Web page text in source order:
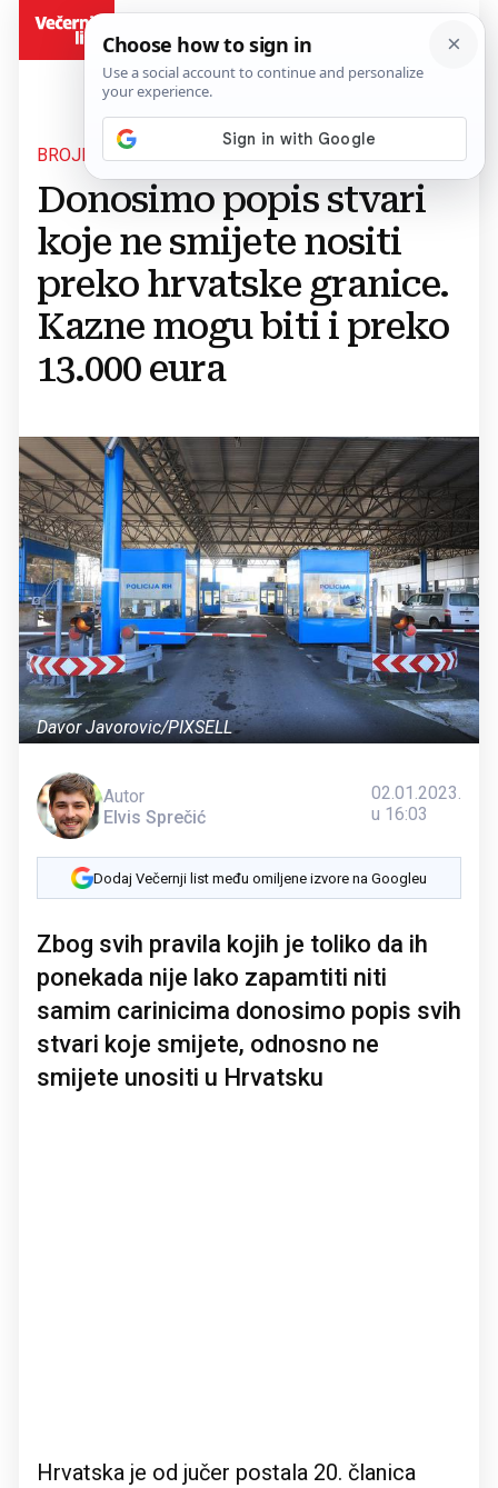
BROJNA PRAVILA
Donosimo popis stvari
koje ne smijete nositi
preko hrvatske granice.
Kazne mogu biti i preko
13.000 eura
Davor Javorovic/PIXSELL
Autor
Elvis Sprečić
02.01.2023.
u 16:03
Dodaj Večernji list među omiljene izvore na Googleu
Zbog svih pravila kojih je toliko da ih
ponekada nije lako zapamtiti niti
samim carinicima donosimo popis svih
stvari koje smijete, odnosno ne
smijete unositi u Hrvatsku
Hrvatska je od jučer postala 20. članica